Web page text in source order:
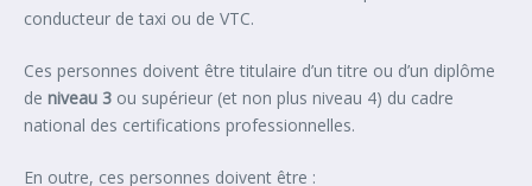
conducteur de taxi ou de VTC.
Ces personnes doivent être titulaire d’un titre ou d’un diplôme
de niveau 3 ou supérieur (et non plus niveau 4) du cadre
national des certifications professionnelles.
En outre, ces personnes doivent être :